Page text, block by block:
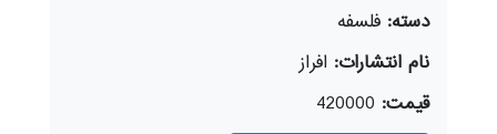
دسته: فلسفه
نام انتشارات: افراز
قیمت: 420000